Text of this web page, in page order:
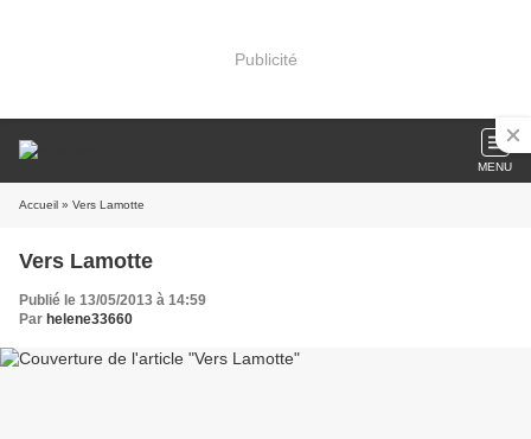
Publicité
MENU
Accueil » Vers Lamotte
Vers Lamotte
Publié le 13/05/2013 à 14:59
Par helene33660